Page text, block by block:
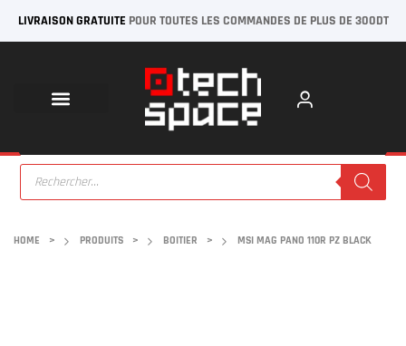
LIVRAISON GRATUITE POUR TOUTES LES COMMANDES DE PLUS DE 300DT
HOME > PRODUITS > BOITIER > MSI MAG PANO 110R PZ BLACK